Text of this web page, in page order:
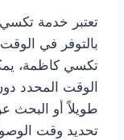
تعتبر خدمة تكسي
بالتوفر في
تكسي كاظمة،
الوقت المحدد
طويلاً أو البحث
تحديد وقت